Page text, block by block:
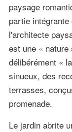
paysage
partie
l'architecte
est une «
délibérément «
sinueux, des
terrasses,
promenade.
Le jardin abrite